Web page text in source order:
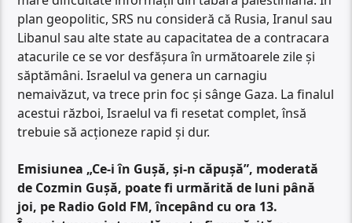
plan geopolitic, SRS nu consideră că Rusia, Iranul sau
Libanul sau alte state au capacitatea de a contracara
atacurile ce se vor desfășura în următoarele zile și
săptămâni. Israelul va genera un carnagiu
nemaivăzut, va trece prin foc și sânge Gaza. La finalul
acestui război, Israelul va fi resetat complet, însă
trebuie să acționeze rapid și dur.
Emisiunea „Ce-i în Gușă, și-n căpușă”, moderată
de Cozmin Gușă, poate fi urmărită de luni până
joi, pe Radio Gold FM, începând cu ora 13.